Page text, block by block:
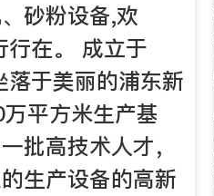
砂粉设备,欢
行在。 成立于
于美丽的浦东新
平方米生产基
批高技术人才，
生产设备的高新